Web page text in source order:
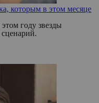
которым в этом месяце
году звезды